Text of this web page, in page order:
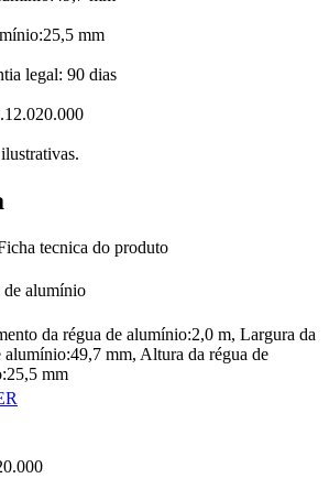
mm
legal: 90 dias
tecnica do produto
de alumínio
da régua de alumínio:2,0 m, Largura da
alumínio:49,7 mm, Altura da régua de
mm